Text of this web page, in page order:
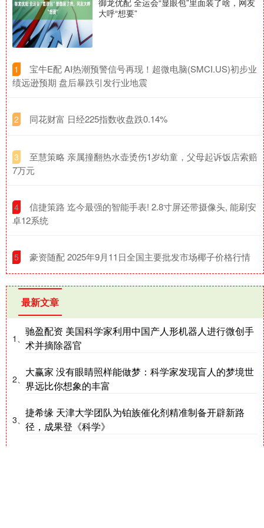
御龙优配 全运会“显眼包”里面装了啥，网友
大呼“想要”
1
​宝牛E配 AI热潮预警信号再现！超微电脑(SMCI.US)初步业
绩远逊预期 盘后暴跌引发行业地震
2 ​同花财富 日经225指数收盘跌0.14%
3
​至慧策略 亲属撞翻热水壶烫伤1岁幼童，父母起诉饭店索赔
7万元
4
​信捷策路 迄今最强的智能手表! 2.8寸屏还带摄像头, 能刷安
卓12系统
5 ​豪资随配 2025年9月11日全国主要批发市场椰子价格行情
最新文章
1、
驰盈配资 美国科学家利用中国产人形机器人进行微创手
术并摘除器官
2、
大赢家 没有眼睛照样能做梦：科学家发现盲人的梦境世
界远比你想象的丰富
3、
捷希缘 天津大学团队为铂族催化剂精准制备开辟新路
径，成果登《科学》